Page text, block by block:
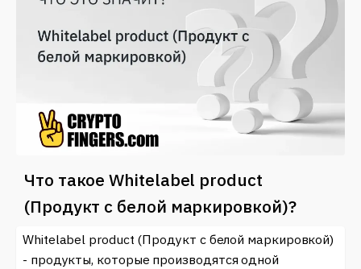
Что такое Whitelabel product
(Продукт с белой маркировкой)?
Whitelabel product (Продукт с белой маркировкой)
- продукты, которые производятся одной